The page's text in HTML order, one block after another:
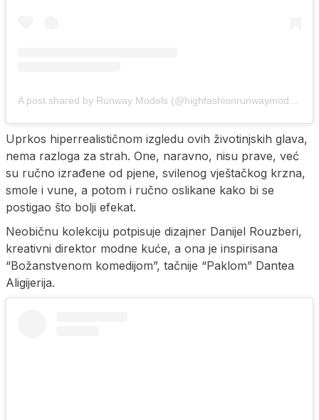
Uprkos hiperrealističnom izgledu ovih životinjskih glava,
nema razloga za strah. One, naravno, nisu prave, već
su ručno izrađene od pjene, svilenog vještačkog krzna,
smole i vune, a potom i ručno oslikane kako bi se
postigao što bolji efekat.
Neobičnu kolekciju potpisuje dizajner Danijel Rouzberi,
kreativni direktor modne kuće, a ona je inspirisana
“Božanstvenom komedijom”, tačnije “Paklom” Dantea
Aligijerija.